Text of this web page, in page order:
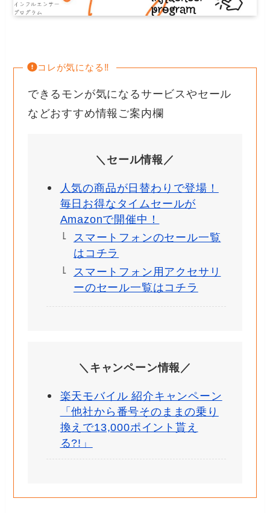
コレが気になる‼︎
できるモンが気になるサービスやセール
などおすすめ情報ご案内欄
＼セール情報／
人気の商品が日替わりで登場！
毎日お得なタイムセールが
Amazonで開催中！
スマートフォンのセール一覧
はコチラ
スマートフォン用アクセサリ
ーのセール一覧はコチラ
＼キャンペーン情報／
楽天モバイル 紹介キャンペーン
「他社から番号そのままの乗り
換えで13,000ポイント貰え
る?!」